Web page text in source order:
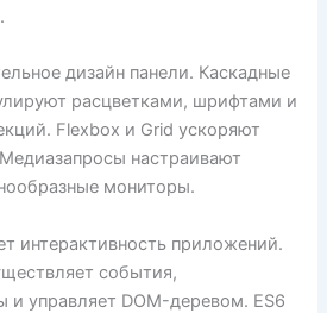
дизайн панели. Каскадные
расцветками, шрифтами и
Flexbox и Grid ускоряют
настраивают
мониторы.
интерактивность приложений.
события,
управляет DOM-деревом. ES6